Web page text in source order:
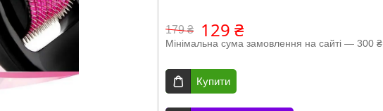
179 ₴ 129 ₴
Мінімальна сума замовлення на сайті — 300 ₴
Купити